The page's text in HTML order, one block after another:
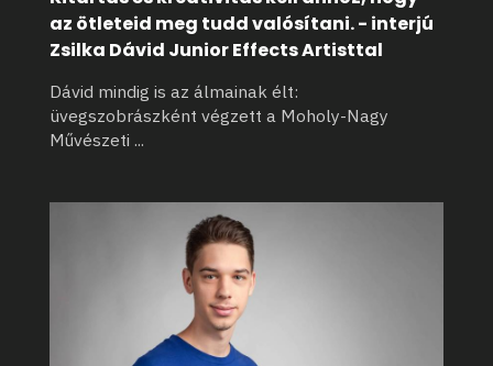
az ötleteid meg tudd valósítani. - interjú
Zsilka Dávid Junior Effects Artisttal
Dávid mindig is az álmainak élt:
üvegszobrászként végzett a Moholy-Nagy
Művészeti ...